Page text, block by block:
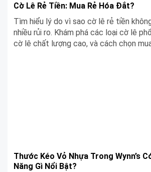
Cờ Lê Rẻ Tiền: Mua Rẻ Hóa Đắt?
Tìm hiểu lý do vì sao cờ lê rẻ tiền
nhiều rủi ro. Khám phá các loại cờ lê
cờ lê chất lượng cao, và cách chọn
Thước Kéo Vỏ Nhựa Trong Wynn’s
Năng Gì Nổi Bật?